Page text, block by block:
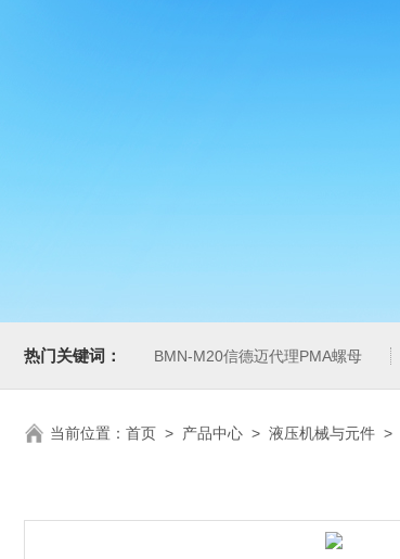
热门关键词： BMN-M20信德迈代理PMA螺母
当前位置： 首页 > 产品中心 > 液压机械与元件 >